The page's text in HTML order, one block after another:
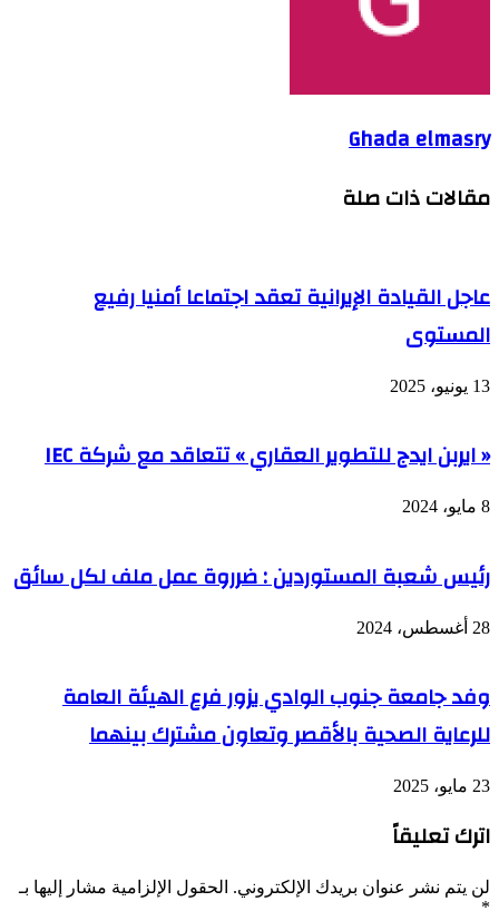
Ghada elmasry
مقالات ذات صلة
عاجل القيادة الإيرانية تعقد اجتماعا أمنيا رفيع
المستوى
13 يونيو، 2025
« ايربن ايدج للتطوير العقاري » تتعاقد مع شركة IEC
8 مايو، 2024
رئيس شعبة المستوردين : ضرروة عمل ملف لكل سائق
28 أغسطس، 2024
وفد جامعة جنوب الوادي يزور فرع الهيئة العامة
للرعاية الصحية بالأقصر وتعاون مشترك بينهما
23 مايو، 2025
اترك تعليقاً
لن يتم نشر عنوان بريدك الإلكتروني. الحقول الإلزامية مشار إليها بـ
*